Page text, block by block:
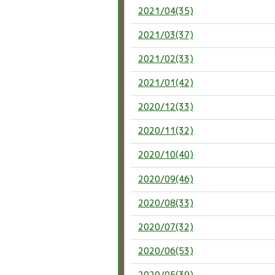
2021/04(35)
2021/03(37)
2021/02(33)
2021/01(42)
2020/12(33)
2020/11(32)
2020/10(40)
2020/09(46)
2020/08(33)
2020/07(32)
2020/06(53)